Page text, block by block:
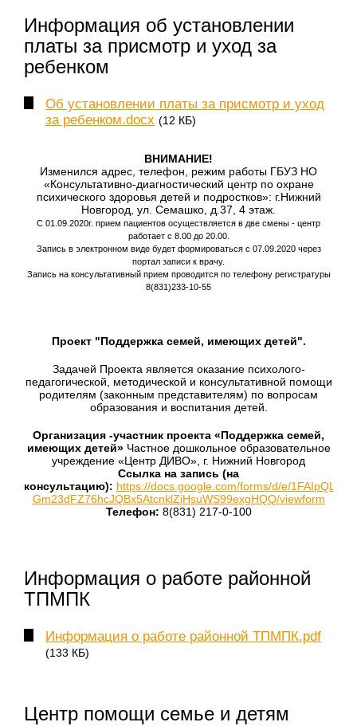
Информация об установлении
платы за присмотр и уход за
ребенком
Об установлении платы за присмотр и уход
за ребенком.docx (12 КБ)
ВНИМАНИЕ!
Изменился адрес, телефон, режим работы ГБУЗ НО
«Консультативно-диагностический центр по охране
психического здоровья детей и подростков»: г.Нижний
Новгород, ул. Семашко, д.37, 4 этаж.
С 01.09.2020г. прием пациентов осуществляется в две смены - центр
работает с 8.00 до 20.00.
Запись в электронном виде будет формироваться с 07.09.2020 через
портал записи к врачу.
Запись на консультативный прием проводится по телефону регистратуры
8(831)233-10-55
Проект "Поддержка семей, имеющих детей".
Задачей Проекта является оказание психолого-
педагогической, методической и консультативной помощи
родителям (законным представителям) по вопросам
образования и воспитания детей.
Организация -участник проекта «Поддержка семей,
имеющих детей» Частное дошкольное образовательное
учреждение «Центр ДИВО», г. Нижний Новгород
Ссылка на запись (на
консультацию): https://docs.google.com/forms/d/e/
Gm23dFZ76hcJQBx5AtcnklZiHsuWS99exgHQQ/viewform
Телефон: 8(831) 217-0-100
Информация о работе районной
ТПМПК
Информация о работе районной ТПМПК.pdf
(133 КБ)
Центр помощи семье и детям